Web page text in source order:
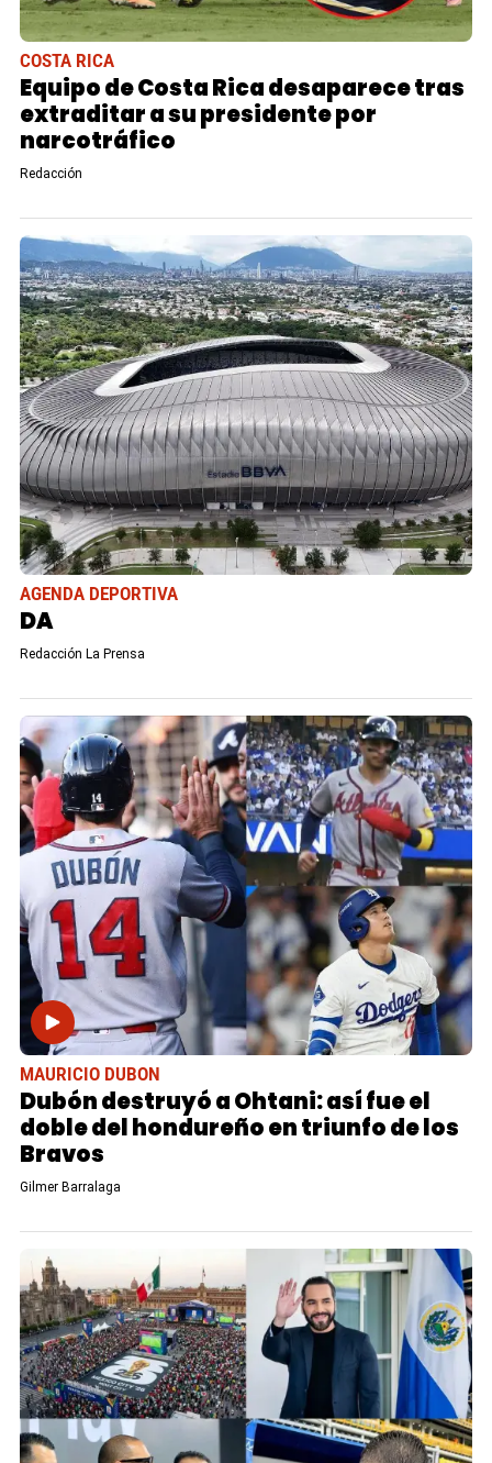
COSTA RICA
Equipo de Costa Rica desaparece tras
extraditar a su presidente por
narcotráfico
Redacción
AGENDA DEPORTIVA
DA
Redacción La Prensa
MAURICIO DUBON
Dubón destruyó a Ohtani: así fue el
doble del hondureño en triunfo de los
Bravos
Gilmer Barralaga